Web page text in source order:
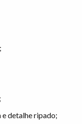
detalhe ripado;